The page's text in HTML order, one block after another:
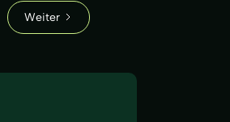
Weiter